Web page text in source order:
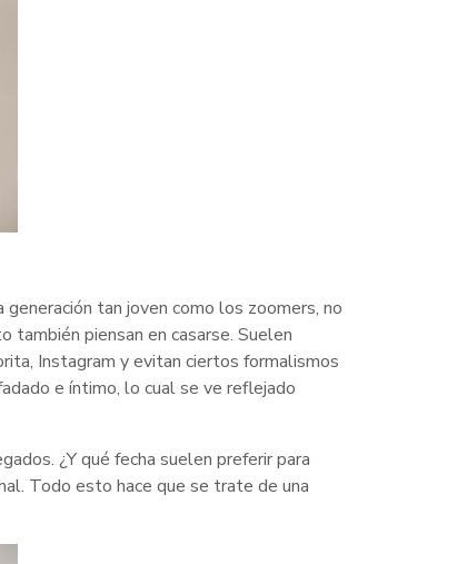
tan joven como los zoomers, no
también piensan en casarse. Suelen
Instagram y evitan ciertos formalismos
e íntimo, lo cual se ve reflejado
¿Y qué fecha suelen preferir para
Todo esto hace que se trate de una